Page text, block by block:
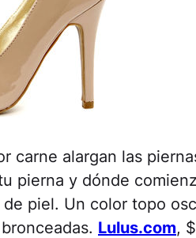
carne alargan las
pierna y dónde
piel. Un color topo
Lulus.com,